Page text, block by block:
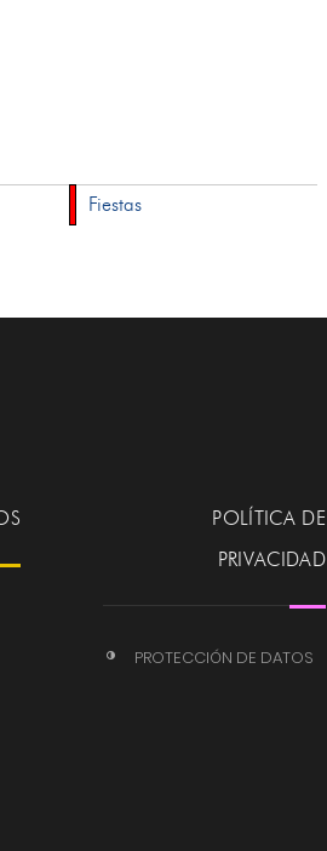
Fiestas
POLÍTICA DE
PRIVACIDAD
PROTECCIÓN DE DATOS